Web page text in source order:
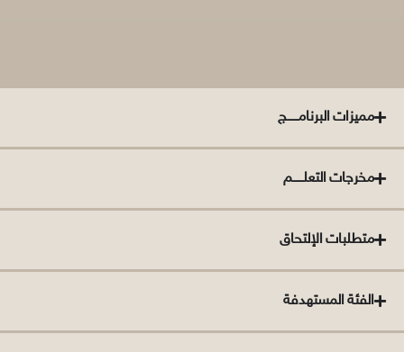
مميزات البرنامــــــج
مخرجات التعلــــــم
متطلبات الإلتحاق
الفئة المستهدفة